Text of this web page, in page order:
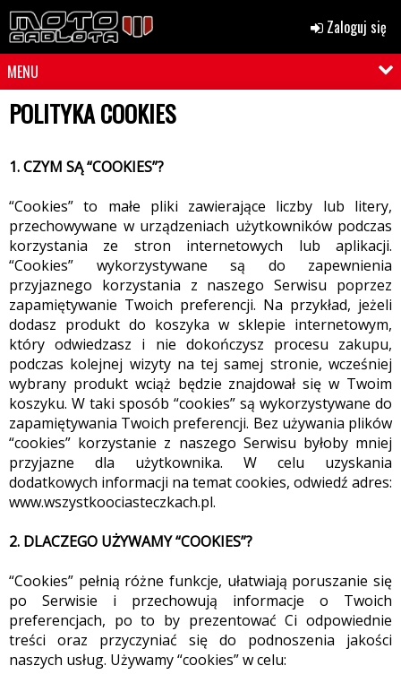
Zaloguj się
MENU
POLITYKA COOKIES
1. CZYM SĄ “COOKIES”?
“Cookies” to małe pliki zawierające liczby lub litery,
przechowywane w urządzeniach użytkowników podczas
korzystania ze stron internetowych lub aplikacji.
“Cookies” wykorzystywane są do zapewnienia
przyjaznego korzystania z naszego Serwisu poprzez
zapamiętywanie Twoich preferencji. Na przykład, jeżeli
dodasz produkt do koszyka w sklepie internetowym,
który odwiedzasz i nie dokończysz procesu zakupu,
podczas kolejnej wizyty na tej samej stronie, wcześniej
wybrany produkt wciąż będzie znajdował się w Twoim
koszyku. W taki sposób “cookies” są wykorzystywane do
zapamiętywania Twoich preferencji. Bez używania plików
“cookies” korzystanie z naszego Serwisu byłoby mniej
przyjazne dla użytkownika. W celu uzyskania
dodatkowych informacji na temat cookies, odwiedź adres:
www.wszystkoociasteczkach.pl.
2. DLACZEGO UŻYWAMY “COOKIES”?
“Cookies” pełnią różne funkcje, ułatwiają poruszanie się
po Serwisie i przechowują informacje o Twoich
preferencjach, po to by prezentować Ci odpowiednie
treści oraz przyczyniać się do podnoszenia jakości
naszych usług. Używamy “cookies” w celu: